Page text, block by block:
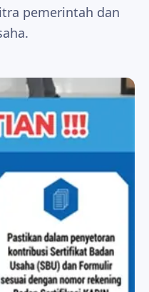
pemerintah dan